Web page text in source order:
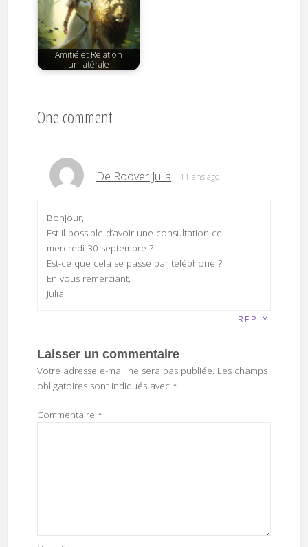
Amitié et Relation
unilatérale
One comment
De Roover Julia 11 ans ago
Bonjour,
Est-il possible d’avoir une consultation ce
mercredi 30 septembre ?
Est-ce que cela se passe par téléphone ?
En vous remerciant,
Julia
REPLY
Laisser un commentaire
Votre adresse e-mail ne sera pas publiée. Les champs
obligatoires sont indiqués avec *
Commentaire *